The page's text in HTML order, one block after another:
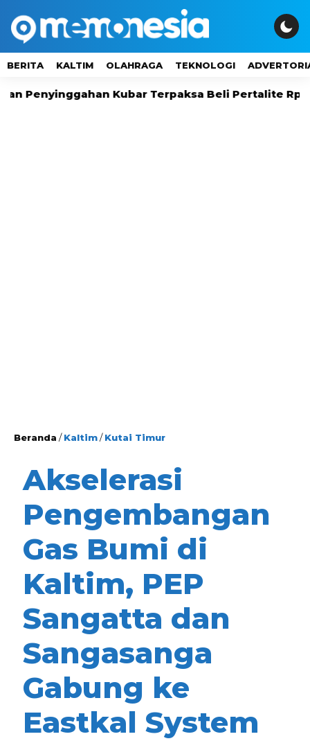
BERITA KALTIM OLAHRAGA TEKNOLOGI
Kubar Terpaksa Beli Pertalite Rp16 Ribu,
Beranda /Kaltim/Kutai Timur
Akselerasi
Pengembangan
Gas Bumi di
Kaltim, PEP
Sangatta dan
Sangasanga
Gabung ke
Eastkal System